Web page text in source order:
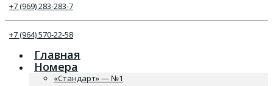
+7 (969) 283-283-7
+7 (964) 570-22-58
Главная
Номера
«Стандарт» — №1